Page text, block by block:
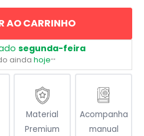
AO CARRINHO
segunda-feira
ainda hoje**
Material
Premium
Acompanha
manual